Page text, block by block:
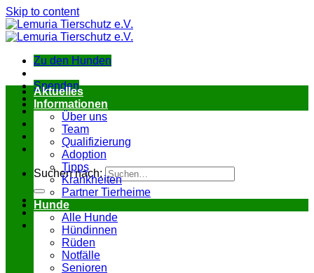
Skip to content
Zu den Hunden
Spenden
Suchen nach:
Aktuelles
Informationen
Über uns
Team
Qualifizierung
Adoption
Tipps
Krankheiten
Partner Tierheime
Hunde
Alle Hunde
Hündinnen
Rüden
Notfälle
Senioren